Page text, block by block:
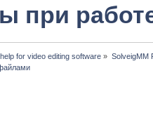
при
for video editing software » SolveigMM